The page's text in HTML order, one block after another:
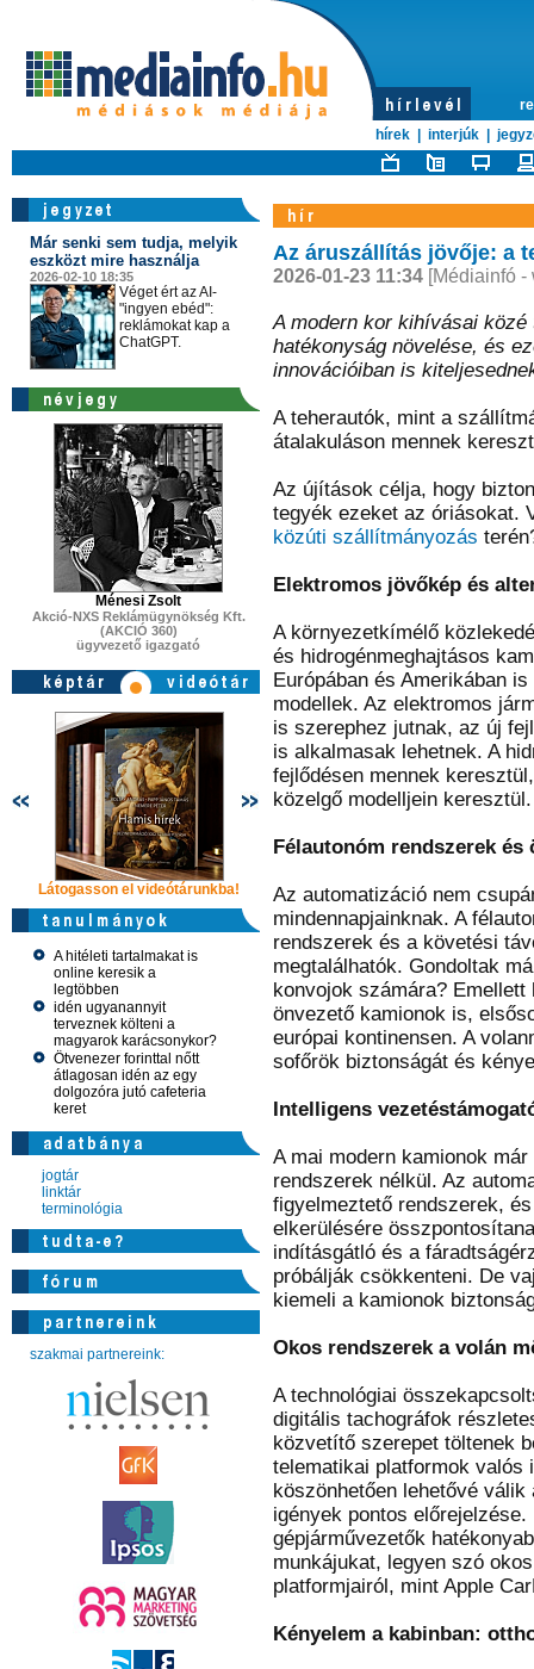
hírek
interjúk
Már senki sem tudja, melyik
eszközt mire használja
2026-02-10 18:35
Véget ért az AI-
"ingyen ebéd":
reklámokat kap a
ChatGPT.
Ménesi Zsolt
Akció-NXS Reklámügynökség Kft.
(AKCIÓ 360)
ügyvezető igazgató
Látogasson el videótárunkba! Látogasson el videótárunkba!Látogasson
A hitéleti tartalmakat is
online keresik a
legtöbben
idén ugyanannyit
terveznek költeni a
magyarok karácsonykor?
Ötvenezer forinttal nőtt
átlagosan idén az egy
dolgozóra jutó cafeteria
keret
jogtár
linktár
terminológia
szakmai partnereink:
Az áruszállítás jövője: a
2026-01-23 11:34[Médiainfó -
A modern kor kihívásai
hatékonyság növelése, és
innovációiban is
A teherautók, mint a
átalakuláson mennek
Az újítások célja, hogy
tegyék ezeket az óriásokat.
közúti szállítmányozás
Elektromos jövőkép és
A környezetkímélő
és hidrogénmeghajtásos
Európában és Amerikában
modellek. Az elektromos
is szerephez jutnak, az új
is alkalmasak lehetnek. A
fejlődésen mennek
közelgő modelljein keresztül.
Félautonóm rendszerek és
Az automatizáció nem
mindennapjainknak. A
rendszerek és a követési
megtalálhatók. Gondoltak
konvojok számára? Emellett
önvezető kamionok is,
európai kontinensen. A
sofőrök biztonságát és
Intelligens
A mai modern kamionok
rendszerek nélkül. Az
figyelmeztető rendszerek,
elkerülésére
indításgátló és a
próbálják csökkenteni. De
kiemeli a kamionok
Okos rendszerek a volán
A technológiai
digitális tachográfok
közvetítő szerepet töltenek
telematikai platformok valós
köszönhetően lehetővé
igények pontos
gépjárművezetők
munkájukat, legyen szó
platformjairól, mint Apple
Kényelem a kabinban: